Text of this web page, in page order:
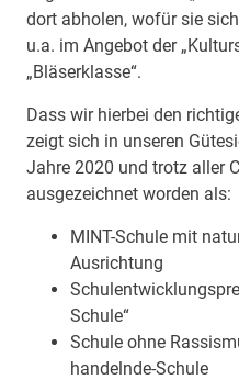
dort abholen, wofür sie
u.a. im Angebot der
„Bläserklasse“.
Dass wir hierbei den
zeigt sich in unseren
Jahre 2020 und trotz aller
ausgezeichnet worden als:
MINT-Schule mit
Ausrichtung
Schule“
Schule ohne
handelnde-Schule